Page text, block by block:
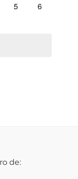
0
5
0
6
de: